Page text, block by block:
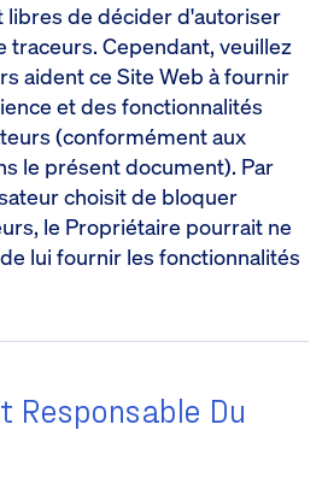
libres de décider d'autoriser
traceurs. Cependant, veuillez
aident ce Site Web à fournir
et des fonctionnalités
(conformément aux
le présent document). Par
choisit de bloquer
le Propriétaire pourrait ne
lui fournir les fonctionnalités
Responsable Du